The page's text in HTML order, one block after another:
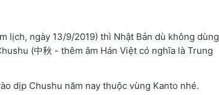
lịch, ngày 13/9/2019) thì Nhật Bản dù không dùng
(中秋 - thêm âm Hán Việt có nghĩa là Trung
dịp Chushu năm nay thuộc vùng Kanto nhé.